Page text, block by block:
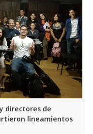
directores de
lineamientos